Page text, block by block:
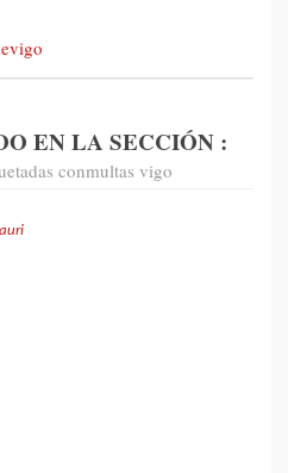
EN LA SECCIÓN :
conmultas vigo